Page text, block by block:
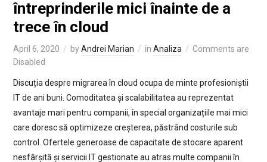
întreprinderile mici înainte de a
trece în cloud
April 6, 2020 byAndrei Marian in Analiza
Comments are
Disabled
Discuția despre migrarea în cloud ocupa de minte profesioniștii
IT de ani buni. Comoditatea și scalabilitatea au reprezentat
avantaje mari pentru companii, în special organizațiile mai mici
care doresc să optimizeze creșterea, păstrând costurile sub
control. Ofertele generoase de capacitate de stocare aparent
nesfârșită și servicii IT gestionate au atras multe companii în